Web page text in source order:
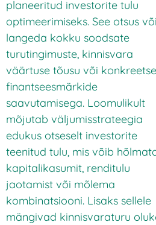
planeeritud investorite tulu
optimeerimiseks. See otsus
langeda kokku soodsate
turutingimuste, kinnisvara
väärtuse tõusu või
finantseesmärkide
saavutamisega. Loomulikult
mõjutab väljumisstrateegia
edukus otseselt investorite
teenitud tulu, mis võib
kapitalikasumit, renditulu
jaotamist või mõlema
kombinatsiooni. Lisaks sellele
mängivad kinnisvaraturu